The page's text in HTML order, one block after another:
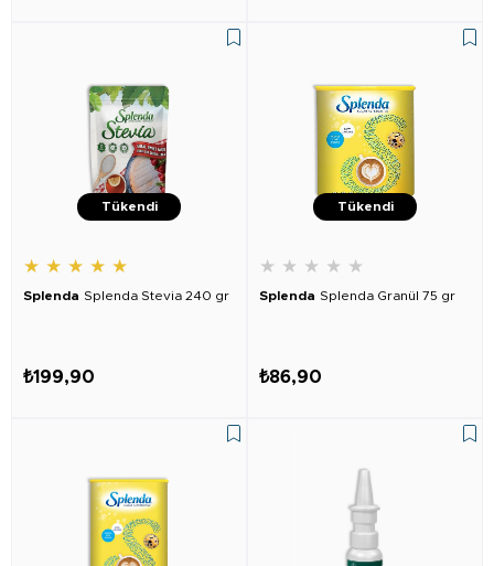
Tükendi
★ ★ ★ ★ ★
Splenda Splenda Stevia 240 gr
₺199,90
Tükendi
★ ★ ★ ★ ★
Splenda Splenda Granül 75 gr
₺86,90